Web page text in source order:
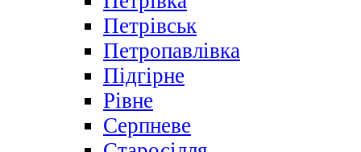
Петрівськ
Петропавлівка
Підгірне
Рівне
Серпневе